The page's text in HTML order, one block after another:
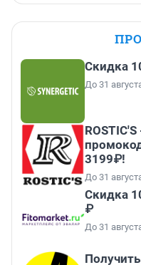
Скидка
До 31
3199₽!
До 31
Скидка
₽
До 31